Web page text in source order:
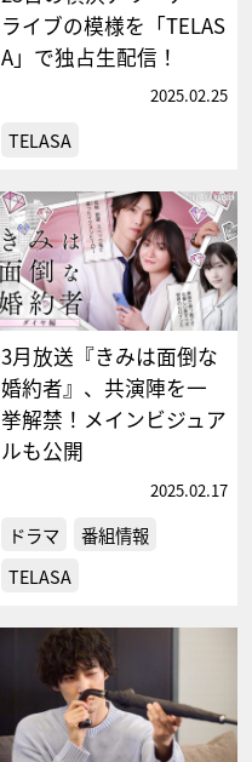
ライブの模様を「TELAS
A」で独占生配信！
2025.02.25
TELASA
3月放送『きみは面倒な
婚約者』、共演陣を一
挙解禁！メインビジュア
ルも公開
2025.02.17
ドラマ
番組情報
TELASA